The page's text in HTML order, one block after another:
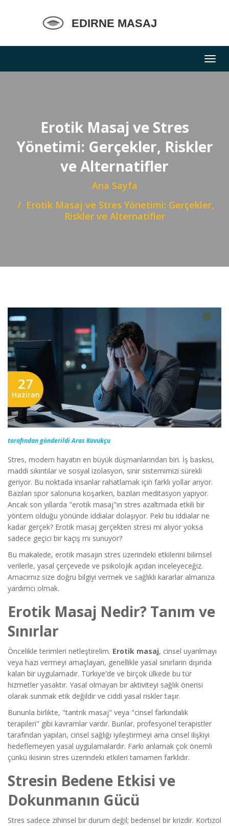
Erotik Masaj ve Stres
Yönetimi: Gerçekler, Riskler
ve Alternatifler
Ana Sayfa
Erotik Masaj ve Stres Yönetimi: Gerçekler,
Riskler ve Alternatifler
27
Haziran
tarafından gönderildi Aras Kavukçu
Stres, modern hayatın en büyük düşmanlarından biri. İş baskısı,
maddi sıkıntılar ve sosyal izolasyon, sinir sistemimizi sürekli
geriyor. Bu noktada insanlar rahatlamak için farklı yollar arıyor.
Bazıları spor salonuna koşarken, bazıları meditasyon yapıyor.
Ancak son yıllarda "erotik masaj"ın stres azaltmada etkili bir
yöntem olduğu yönünde iddialar dolaşıyor. Peki bu iddialar ne
kadar gerçek? Erotik masaj gerçekten stresi mi alıyor yoksa
sadece geçici bir kaçış mı sunuyor?
Bu makalede, erotik masajın stres üzerindeki etkilerini bilimsel
verilerle, yasal çerçevede ve psikolojik açıdan inceleyeceğiz.
Amacımız size doğru bilgiyi vermek ve sağlıklı kararlar almanıza
yardımcı olmak.
Erotik Masaj Nedir? Tanım ve
Sınırlar
Öncelikle terimleri netleştirelim. Erotik masaj, cinsel uyarılmayı
veya hazı vermeyi amaçlayan, genellikle yasal sınırların dışında
kalan bir uygulamadır. Türkiye'de ve birçok ülkede bu tür
hizmetler yasaktır. Yasal olmayan bir aktiviteyi sağlık önerisi
olarak sunmak etik değildir ve ciddi yasal riskler taşır.
Bununla birlikte, "tantrik masaj" veya "cinsel farkındalık
terapileri" gibi kavramlar vardır. Bunlar, profesyonel terapistler
tarafından yapılan, cinsel sağlığı iyileştirmeyi ama cinsel ilişkiyi
hedeflemeyen yasal uygulamalardır. Farkı anlamak çok önemli
çünkü ikisinin stres üzerindeki etkileri tamamen farklıdır.
Stresin Bedene Etkisi ve
Dokunmanın Gücü
Stres sadece zihinsel bir durum değil; bedensel bir krizdir. Kortizol